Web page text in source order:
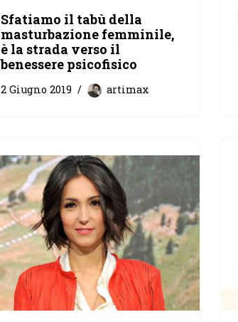
Sfatiamo il tabù della
masturbazione femminile,
è la strada verso il
benessere psicofisico
2 Giugno 2019 artimax